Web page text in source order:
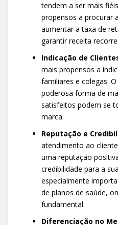
tendem a ser mais
propensos a procurar
aumentar a taxa de
garantir receita
Indicação de
mais propensos a
familiares e colegas.
poderosa forma de
satisfeitos podem se
marca.
Reputação e
atendimento ao
uma reputação
credibilidade para a
especialmente
de planos de saúde,
fundamental.
Diferenciação no